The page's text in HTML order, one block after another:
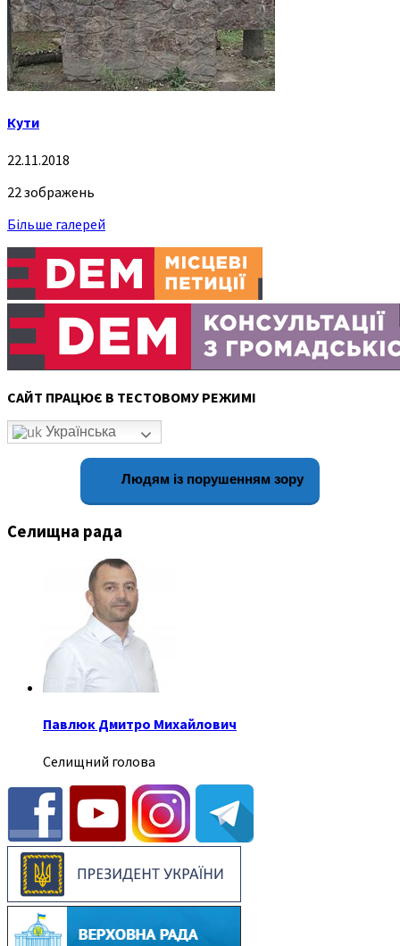
Кути
22.11.2018
22 зображень
Більше галерей
САЙТ ПРАЦЮЄ В ТЕСТОВОМУ РЕЖИМІ
Українська
Людям із порушенням зору
Селищна рада
Павлюк Дмитро Михайлович
Селищний голова